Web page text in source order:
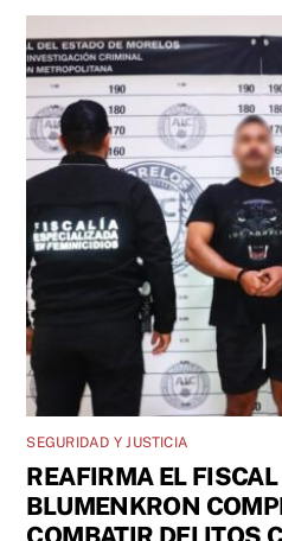
SEGURIDAD Y JUSTICIA
REAFIRMA EL
BLUMENKRON
COMBATIR DELITOS